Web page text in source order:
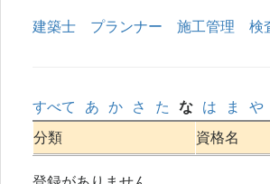
建築士 プランナー 施工管理 検
すべて あ か さ た な は ま や
分類
資格名